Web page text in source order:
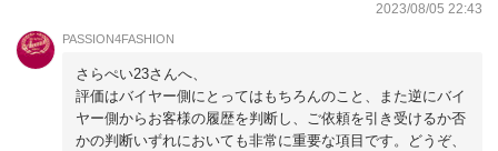
2023/08/05 22:43
PASSION4FASHION
さらぺい23さんへ、
評価はバイヤー側にとってはもちろんのこと、また逆にバイ
ヤー側からお客様の履歴を判断し、ご依頼を引き受けるか否
かの判断いずれにおいても非常に重要な項目です。どうぞ、